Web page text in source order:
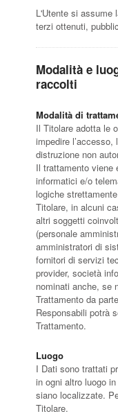
L'Utente si assume
terzi ottenuti,
Modalità e
raccolti
Modalità di
Il Titolare adotta le
impedire
distruzione non
Il trattamento viene
informatici e/o
logiche
Titolare, in alcuni
altri soggetti
(personale
amministratori di
fornitori di servizi
provider, società
nominati anche, se
Trattamento da
Responsabili potrà
Trattamento.
Luogo
I Dati sono trattati
in ogni altro luogo
siano localizzate.
Titolare.